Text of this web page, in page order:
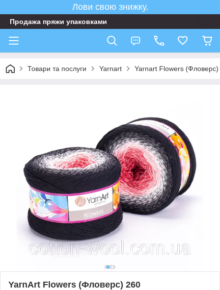
Лови свою знижку.
Продажа пряжи упаковками
Товари та послуги Yarnart Yarnart Flowers (Фловерс)
YarnArt Flowers (Фловерс) 260